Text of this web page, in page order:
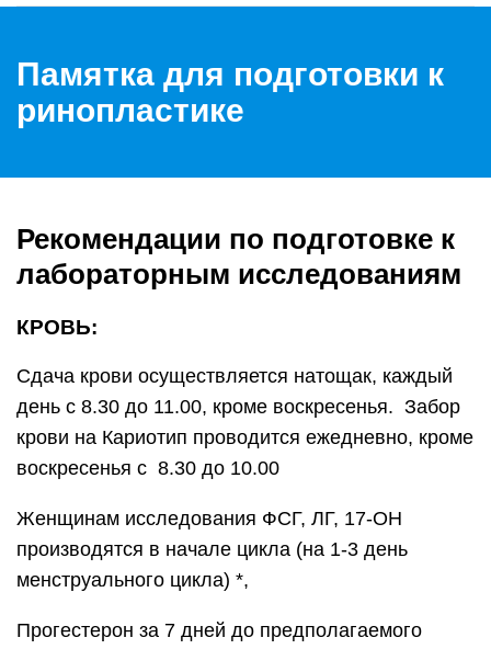
Памятка для подготовки к
ринопластике
Рекомендации по подготовке к
лабораторным исследованиям
КРОВЬ:
Сдача крови осуществляется натощак, каждый
день с 8.30 до 11.00, кроме воскресенья. Забор
крови на Кариотип проводится ежедневно, кроме
воскресенья с 8.30 до 10.00
Женщинам исследования ФСГ, ЛГ, 17-ОН
производятся в начале цикла (на 1-3 день
менструального цикла) *,
Прогестерон за 7 дней до предполагаемого